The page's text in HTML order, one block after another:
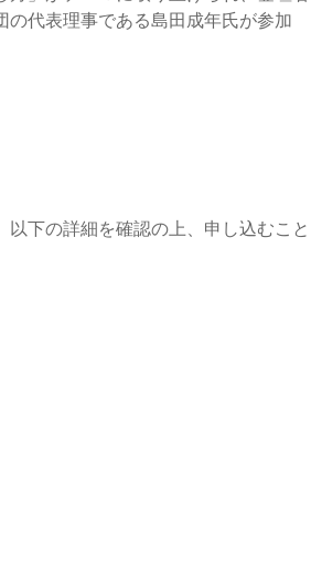
代表理事である島田成年氏が参加
下の詳細を確認の上、申し込むこと